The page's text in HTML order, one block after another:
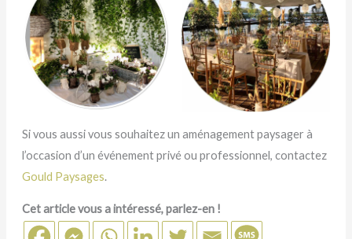
Si vous aussi vous souhaitez un aménagement paysager à
l’occasion d’un événement privé ou professionnel, contactez
Gould Paysages.
Cet article vous a intéressé, parlez-en !